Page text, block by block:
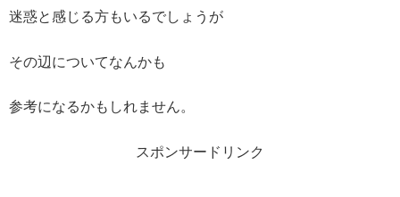
迷惑と感じる方もいるでしょうが
その辺についてなんかも
参考になるかもしれません。
スポンサードリンク